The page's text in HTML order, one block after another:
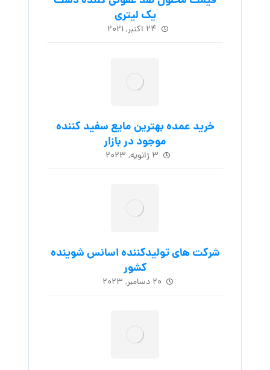
یک لیتری
۲۴ اکتبر, ۲۰۲۱
خرید عمده بهترین مایع سفید کننده
موجود در بازار
۳ ژانویه, ۲۰۲۳
شرکت های تولیدکننده اسانس شوینده
کشور
۲۰ دسامبر, ۲۰۲۳